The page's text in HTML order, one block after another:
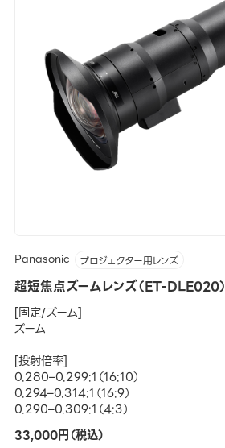
Panasonic プロジェクター用レンズ
超短焦点ズームレンズ（ET-DLE020）
[固定/ズーム]
ズーム
[投射倍率]
0.280–0.299:1（16:10）
0.294–0.314:1（16:9）
0.290–0.309:1（4:3）
33,000円（税込）